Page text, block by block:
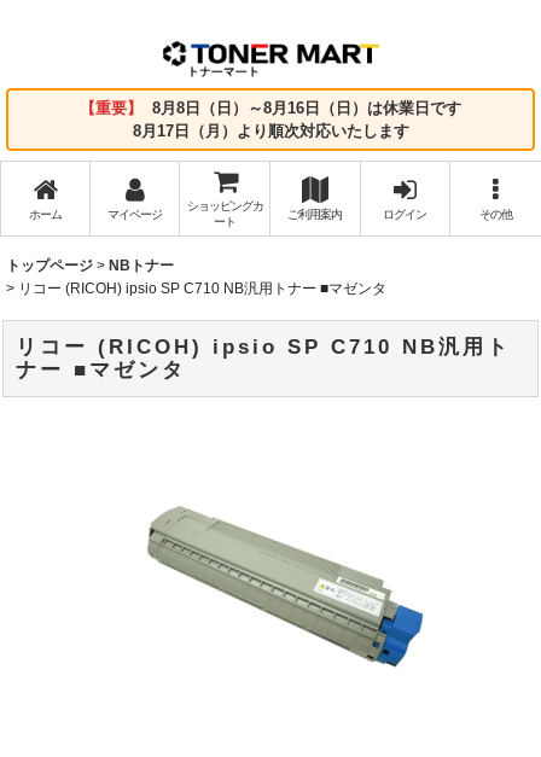
【重要】
8月8日（日）～8月16日（日）は休業日です
8月17日（月）より順次対応いたします
ホーム マイページ
ショッピングカ
ート
ご利用案内 ログイン その他
トップページ > NBトナー
> リコー (RICOH) ipsio SP C710 NB汎用トナー ■マゼンタ
リコー (RICOH) ipsio SP C710 NB汎用ト
ナー ■マゼンタ